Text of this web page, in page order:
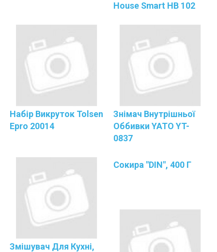
House Smart HB 102
Набір Викруток Tolsen
Epro 20014
Знімач Внутрішньої
Оббивки YATO YT-
0837
Змішувач Для Кухні,
Сокира "DIN", 400 Г